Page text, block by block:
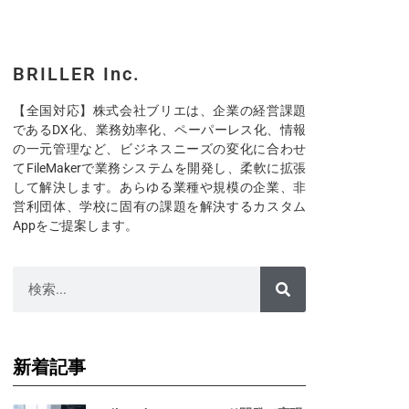
BRILLER Inc.
【全国対応】株式会社ブリエは、企業の経営課題
であるDX化、業務効率化、ペーパーレス化、情報
の一元管理など、ビジネスニーズの変化に合わせ
てFileMakerで業務システムを開発し、柔軟に拡張
して解決します。あらゆる業種や規模の企業、非
営利団体、学校に固有の課題を解決するカスタム
Appをご提案します。
新着記事